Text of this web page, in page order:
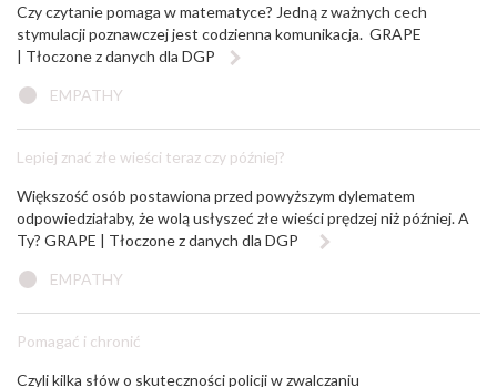
Czy czytanie pomaga w matematyce? Jedną z ważnych cech
stymulacji poznawczej jest codzienna komunikacja. GRAPE
| Tłoczone z danych dla DGP
EMPATHY
Lepiej znać złe wieści teraz czy później?
Większość osób postawiona przed powyższym dylematem
odpowiedziałaby, że wolą usłyszeć złe wieści prędzej niż później. A
Ty? GRAPE | Tłoczone z danych dla DGP
EMPATHY
Pomagać i chronić
Czyli kilka słów o skuteczności policji w zwalczaniu